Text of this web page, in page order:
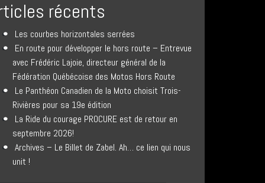
récents
Les courbes horizontales serrées
En route pour développer le hors route – Entrevue
avec Frédéric Lajoie, directeur général de la
Fédération Québécoise des Motos Hors Route
Le Panthéon Canadien de la Moto choisit Trois-
Rivières pour sa 19e édition
La Ride du courage PROCURE est de retour en
septembre 2026!
Archives – Le Billet de Zabel. Ah… ce lien qui nous
unit !